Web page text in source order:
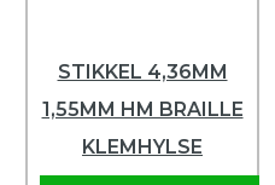
STIKKEL 4,36MM
1,55MM HM BRAILLE
KLEMHYLSE